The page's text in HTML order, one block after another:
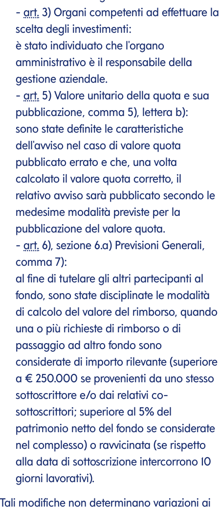
- art. 3) Organi competenti ad effettuare la
scelta degli investimenti:
è stato individuato che l'organo
amministrativo è il responsabile della
gestione aziendale.
- art. 5) Valore unitario della quota e sua
pubblicazione, comma 5), lettera b):
sono state definite le caratteristiche
dell'avviso nel caso di valore quota
pubblicato errato e che, una volta
calcolato il valore quota corretto, il
relativo avviso sarà pubblicato secondo le
medesime modalità previste per la
pubblicazione del valore quota.
- art. 6), sezione 6.a) Previsioni Generali,
comma 7):
al fine di tutelare gli altri partecipanti al
fondo, sono state disciplinate le modalità
di calcolo del valore del rimborso, quando
una o più richieste di rimborso o di
passaggio ad altro fondo sono
considerate di importo rilevante (superiore
a € 250.000 se provenienti da uno stesso
sottoscrittore e/o dai relativi co-
sottoscrittori; superiore al 5% del
patrimonio netto del fondo se considerate
nel complesso) o ravvicinata (se rispetto
alla data di sottoscrizione intercorrono 10
giorni lavorativi).
Tali modifiche non determinano variazioni ai